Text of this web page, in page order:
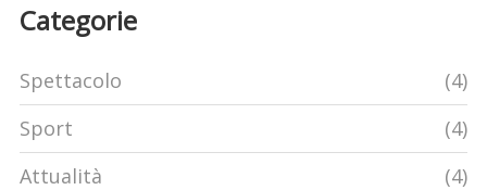
Categorie
Spettacolo
(4)
Sport
(4)
Attualità
(4)